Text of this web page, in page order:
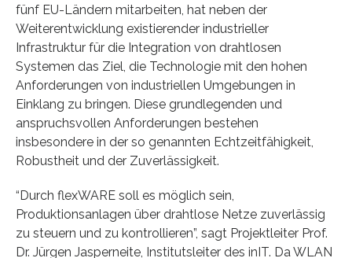
fünf EU-Ländern mitarbeiten, hat neben der
Weiterentwicklung existierender industrieller
Infrastruktur für die Integration von drahtlosen
Systemen das Ziel, die Technologie mit den hohen
Anforderungen von industriellen Umgebungen in
Einklang zu bringen. Diese grundlegenden und
anspruchsvollen Anforderungen bestehen
insbesondere in der so genannten Echtzeitfähigkeit,
Robustheit und der Zuverlässigkeit.
“Durch flexWARE soll es möglich sein,
Produktionsanlagen über drahtlose Netze zuverlässig
zu steuern und zu kontrollieren”, sagt Projektleiter Prof.
Dr. Jürgen Jasperneite, Institutsleiter des inIT. Da WLAN